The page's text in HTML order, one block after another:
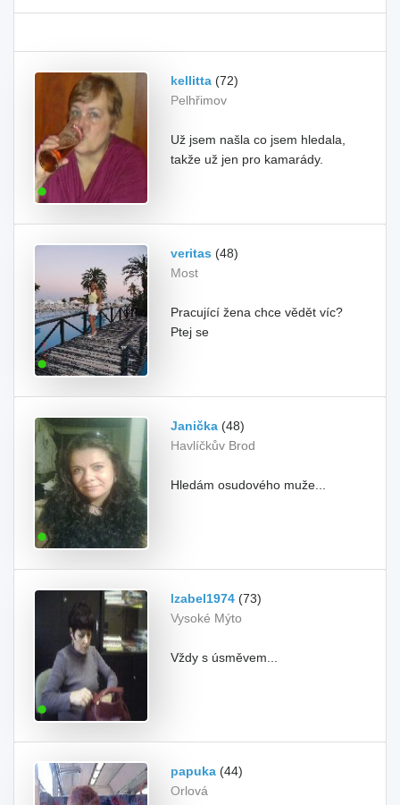
kellitta (72)
Pelhřimov
Už jsem našla co jsem hledala,
takže už jen pro kamarády.
veritas (48)
Most
Pracující žena chce vědět víc?
Ptej se
Janička (48)
Havlíčkův Brod
Hledám osudového muže...
Izabel1974 (73)
Vysoké Mýto
Vždy s úsměvem...
papuka (44)
Orlová